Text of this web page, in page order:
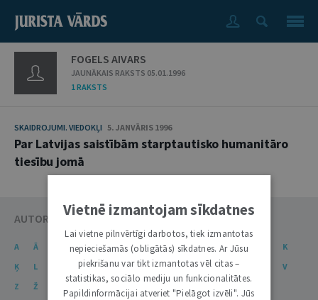
FOGELS AIVARS
JAUNĀKAIS RAKSTS 05.01.1996
1 RAKSTS
SKAIDROJUMI. VIEDOKĻI 5. JANVĀRIS 1996
Par Latvijas saistībām starptautisko humanitāro
tiesību jomā
AUTORU KATALOGS
A Ā C Č D E Ē F G Ģ H I
K
Ķ
L N Ņ O P R S Š T
V
Z
Ž
Vietnē izmantojam sīkdatnes
Lai vietne pilnvērtīgi darbotos, tiek izmantotas
nepieciešamās (obligātās) sīkdatnes. Ar Jūsu
piekrišanu var tikt izmantotas vēl citas –
statistikas, sociālo mediju un funkcionalitātes.
Papildinformācijai atveriet "Pielāgot izvēli". Jūs